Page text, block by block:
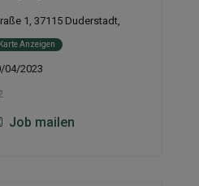
1, 37115 Duderstadt,
Anzeigen
04/2023
Job mailen